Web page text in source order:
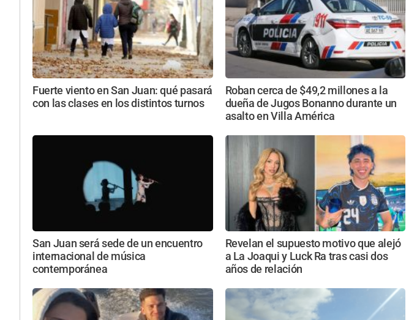
Fuerte viento en San Juan: qué pasará
con las clases en los distintos turnos
Roban cerca de $49,2 millones a la
dueña de Jugos Bonanno durante un
asalto en Villa América
San Juan será sede de un encuentro
internacional de música
contemporánea
Revelan el supuesto motivo que alejó
a La Joaqui y Luck Ra tras casi dos
años de relación